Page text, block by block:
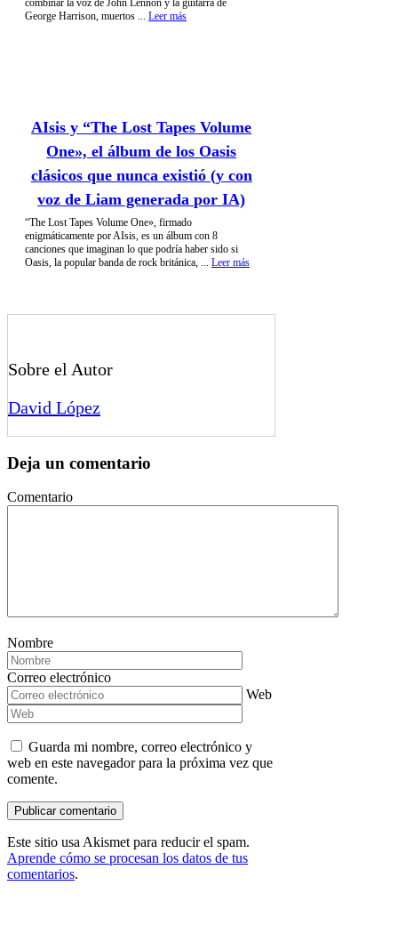
combinar la voz de John Lennon y la guitarra de
George Harrison, muertos ... Leer más
AIsis y “The Lost Tapes Volume
One», el álbum de los Oasis
clásicos que nunca existió (y con
voz de Liam generada por IA)
“The Lost Tapes Volume One», firmado
enigmáticamente por AIsis, es un álbum con 8
canciones que imaginan lo que podría haber sido si
Oasis, la popular banda de rock británica, ... Leer más
Sobre el Autor
David López
Deja un comentario
Comentario
Nombre
Correo electrónico
Web
Guarda mi nombre, correo electrónico y
web en este navegador para la próxima vez que
comente.
Este sitio usa Akismet para reducir el spam.
Aprende cómo se procesan los datos de tus
comentarios.